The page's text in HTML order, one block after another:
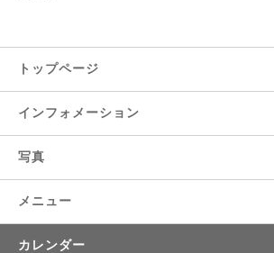
トップページ
インフォメーション
写真
メニュー
カレンダー